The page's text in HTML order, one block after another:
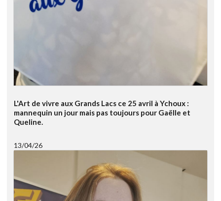
L'Art de vivre aux Grands Lacs ce 25 avril à Ychoux :
mannequin un jour mais pas toujours pour Gaëlle et
Queline.
13/04/26